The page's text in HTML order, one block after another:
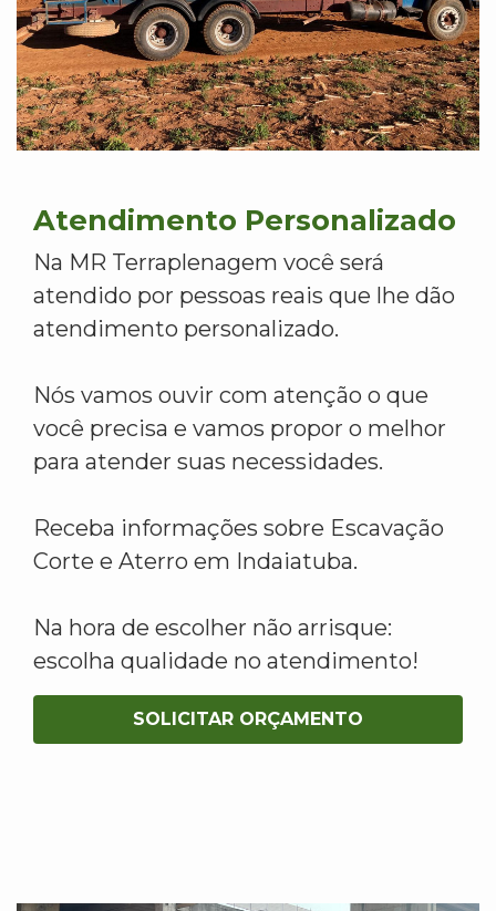
Atendimento Personalizado
Na MR Terraplenagem você será
atendido por pessoas reais que lhe dão
atendimento personalizado.
Nós vamos ouvir com atenção o que
você precisa e vamos propor o melhor
para atender suas necessidades.
Receba informações sobre Escavação
Corte e Aterro em Indaiatuba.
Na hora de escolher não arrisque:
escolha qualidade no atendimento!
SOLICITAR ORÇAMENTO